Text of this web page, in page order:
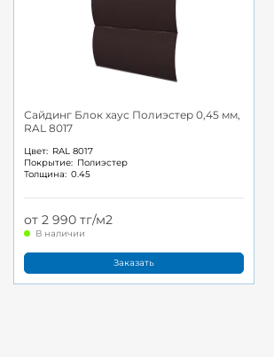
Сайдинг Блок хаус Полиэстер 0,45 мм,
RAL 8017
Цвет: RAL 8017
Покрытие: Полиэстер
Толщина: 0.45
от 2 990 тг/м2
В наличии
Заказать